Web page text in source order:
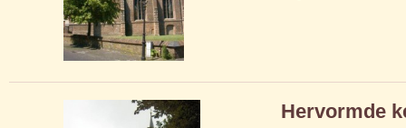
Hervormde